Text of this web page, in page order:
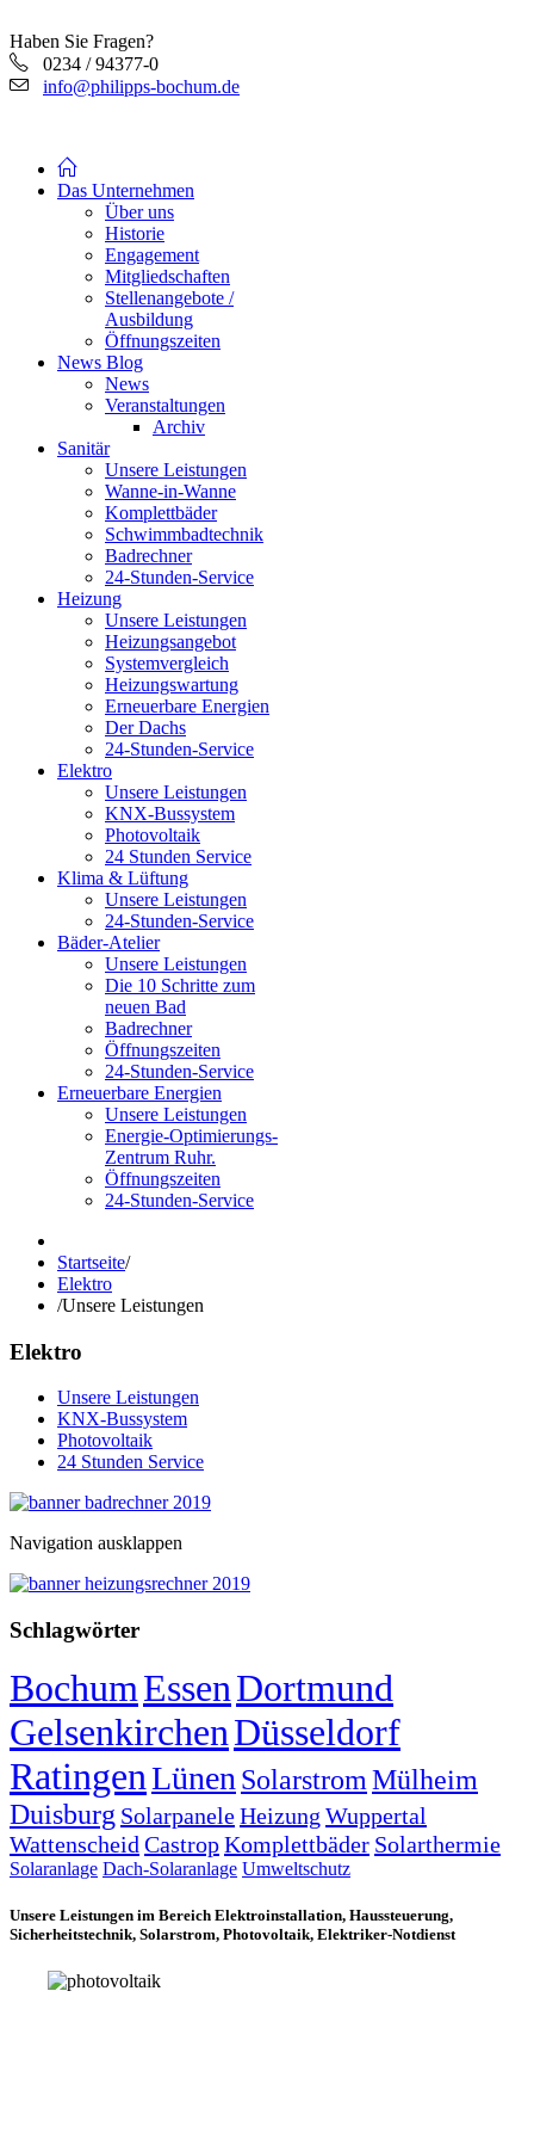
Haben Sie Fragen?
0234 / 94377-0
info@philipps-bochum.de
Das Unternehmen
Über uns
Historie
Engagement
Mitgliedschaften
Stellenangebote /
Ausbildung
Öffnungszeiten
News Blog
News
Veranstaltungen
Archiv
Sanitär
Unsere Leistungen
Wanne-in-Wanne
Komplettbäder
Schwimmbadtechnik
Badrechner
24-Stunden-Service
Heizung
Unsere Leistungen
Heizungsangebot
Systemvergleich
Heizungswartung
Erneuerbare Energien
Der Dachs
24-Stunden-Service
Elektro
Unsere Leistungen
KNX-Bussystem
Photovoltaik
24 Stunden Service
Klima & Lüftung
Unsere Leistungen
24-Stunden-Service
Bäder-Atelier
Unsere Leistungen
Die 10 Schritte zum
neuen Bad
Badrechner
Öffnungszeiten
24-Stunden-Service
Erneuerbare Energien
Unsere Leistungen
Energie-Optimierungs-
Zentrum Ruhr.
Öffnungszeiten
24-Stunden-Service
Startseite/
Elektro
/Unsere Leistungen
Elektro
Unsere Leistungen
KNX-Bussystem
Photovoltaik
24 Stunden Service
Navigation ausklappen
Schlagwörter
BochumEssenDortmund
GelsenkirchenDüsseldorf
RatingenLünen Solarstrom Mülheim
Duisburg SolarpaneleHeizung Wuppertal
Wattenscheid CastropKomplettbäder Solarthermie
Solaranlage Dach-Solaranlage Umweltschutz
Unsere Leistungen im Bereich Elektroinstallation, Haussteuerung,
Sicherheitstechnik, Solarstrom, Photovoltaik, Elektriker-Notdienst